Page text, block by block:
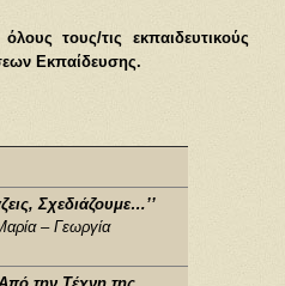
τους/τις εκπαιδευτικούς
Εκπαίδευσης.
Σχεδιάζουμε…’’
– Γεωργία